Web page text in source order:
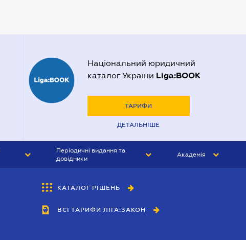
Національний юридичний
каталог України Liga:BOOK
ТАРИФИ
ДЕТАЛЬНІШЕ
Періодичні видання та
довідники
БУХГАЛТЕР&ЗАКОН
ВІСНИК МСФЗ
Академія
КАТАЛОГ РІШЕНЬ
ВСІ ТАРИФИ ЛІГА:ЗАКОН